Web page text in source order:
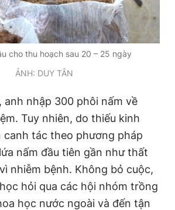
cho thu hoạch sau 20 – 25 ngày
ẢNH: DUY TÂN
anh nhập 300 phôi nấm về
Tuy nhiên, do thiếu kinh
canh tác theo phương pháp
nấm đầu tiên gần như thất
nhiễm bệnh. Không bỏ cuộc,
hỏi qua các hội nhóm trồng
học nước ngoài và đến tận